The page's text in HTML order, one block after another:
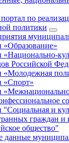
по
политики
«Образование»
«Национально-
Российской
«Молодежная
«Спорт»
"Социальная и
граждан и
общество"
данные